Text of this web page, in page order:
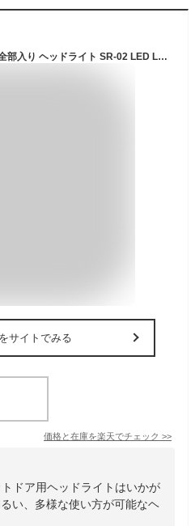
アウトドア用ヘッドライト 最新全部入り ヘッドライト SR-02 LED LEDヘッドランプ 充電 防水 ヘッド ライト 釣り アウトドア用 登山 防災 ライト 作業灯 CREE 災害対策 懐中電灯 5000ルーメン 乾電池式
サイトでみる
価格と在庫を楽天でチェック >>
ドア用ヘッドライトはいかが
い、多様な使い方が可能なヘ